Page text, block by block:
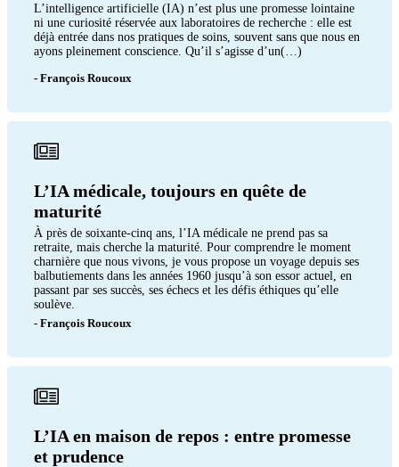
L’intelligence artificielle (IA) n’est plus une promesse lointaine
ni une curiosité réservée aux laboratoires de recherche : elle est
déjà entrée dans nos pratiques de soins, souvent sans que nous en
ayons pleinement conscience. Qu’il s’agisse d’un(…)
- François Roucoux
L’IA médicale, toujours en quête de
maturité
À près de soixante-cinq ans, l’IA médicale ne prend pas sa
retraite, mais cherche la maturité. Pour comprendre le moment
charnière que nous vivons, je vous propose un voyage depuis ses
balbutiements dans les années 1960 jusqu’à son essor actuel, en
passant par ses succès, ses échecs et les défis éthiques qu’elle
soulève.
- François Roucoux
L’IA en maison de repos : entre promesse
et prudence